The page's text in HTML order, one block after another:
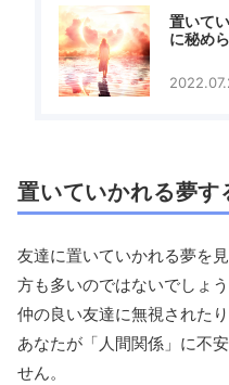
置いて
に秘め
置いていかれる夢
友達に置いていかれる夢を
方も多いのではないでしょ
仲の良い友達に無視された
あなたが「人間関係」に不
せん。